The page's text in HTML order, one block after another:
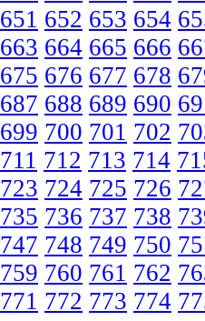
651 652 653 654
663 664 665 666
675 676 677 678
687 688 689 690
699 700 701 702
711 712 713 714
723 724 725 726
735 736 737 738
747 748 749 750
759 760 761 762
771 772 773 774